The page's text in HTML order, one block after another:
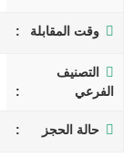
وقت المقابلة
التصنيف
الفرعي
حالة الحجز